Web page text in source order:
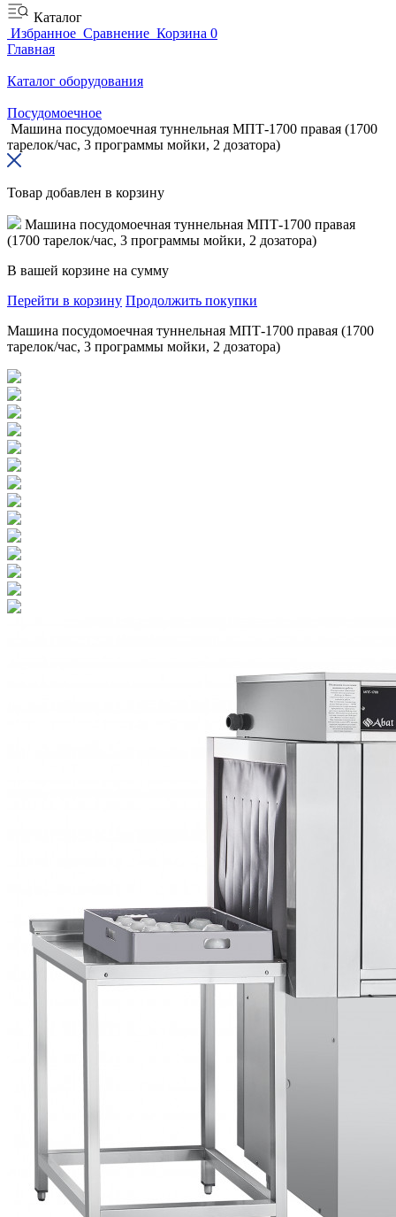
Каталог
Избранное Сравнение Корзина 0
Главная
Каталог оборудования
Посудомоечное
Машина посудомоечная туннельная МПТ-1700 правая (1700
тарелок/час, 3 программы мойки, 2 дозатора)
Товар добавлен в корзину
Машина посудомоечная туннельная МПТ-1700 правая
(1700 тарелок/час, 3 программы мойки, 2 дозатора)
В вашей корзине на сумму
Перейти в корзину Продолжить покупки
Машина посудомоечная туннельная МПТ-1700 правая (1700
тарелок/час, 3 программы мойки, 2 дозатора)